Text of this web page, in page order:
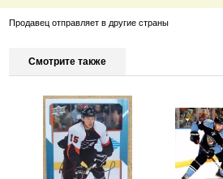
Продавец отправляет в другие страны
Смотрите также